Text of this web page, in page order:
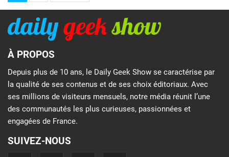
À PROPOS
Depuis plus de 10 ans, le Daily Geek Show se caractérise par
la qualité de ses contenus et de ses choix éditoriaux. Avec
ses millions de visiteurs mensuels, notre média réunit l’une
des communautés les plus curieuses, passionnées et
engagées de France.
SUIVEZ-NOUS